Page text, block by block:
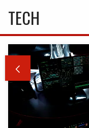
TECH
